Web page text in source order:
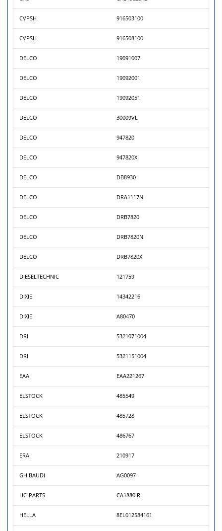
CVPSH 916503100
CVPSH 916508100
DELCO 19091007
DELCO 19092001
DELCO 19092051
DELCO 30009VL
DELCO 947820
DELCO 947820X
DELCO DB8930
DELCO DRA1117N
DELCO DRB7820
DELCO DRB7820N
DELCO DRB7820X
DIESELTECHNIC 121759
DIXIE 14342216
DIXIE A80470
DRI 5321071004
DRI 5321151004
EAA EAA221267
ELSTOCK 485549
ELSTOCK 485728
ELSTOCK 486767
ERA 210917
GHIBAUDI AG0097
HC-PARTS CA1880IR
HELLA 8EL012584161